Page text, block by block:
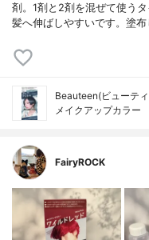
剤。1剤と2剤を混ぜて使う
髪へ伸ばしやすいです。塗
Beauteen(ビューテ
メイクアップカラー
FairyROCK